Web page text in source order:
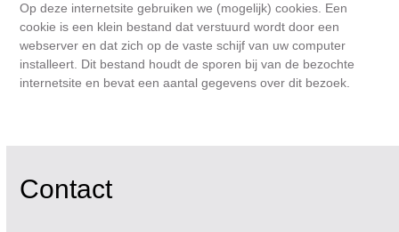
Op deze internetsite gebruiken we (mogelijk) cookies. Een
cookie is een klein bestand dat verstuurd wordt door een
webserver en dat zich op de vaste schijf van uw computer
installeert. Dit bestand houdt de sporen bij van de bezochte
internetsite en bevat een aantal gegevens over dit bezoek.
Contact